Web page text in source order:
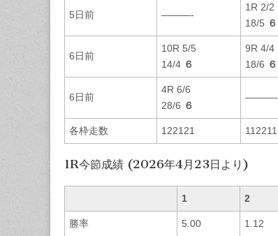
5日前 ———-
1R 2/2
18/5 ６
6日前
10R 5/5
14/4 ６
9R 4/4
18/6 ６
6日前
4R 6/6
28/6 ６
———-
各枠走数 122121 112211
1R今節成績 (2026年4月23日より)
1 2
勝率 5.00 1.12